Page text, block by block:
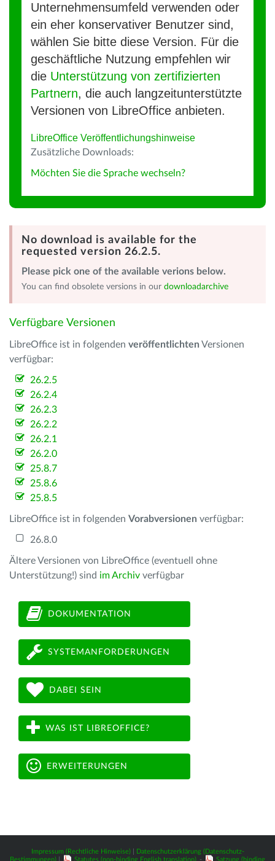
Unternehmensumfeld verwenden oder
ein eher konservativer Benutzer sind,
wählen Sie bitte diese Version. Für die
geschäftliche Nutzung empfehlen wir
die Unterstützung von zertifizierten
Partnern, die auch langzeitunterstützte
Versionen von LibreOffice anbieten.
LibreOffice Veröffentlichungshinweise
Zusätzliche Downloads:
Möchten Sie die Sprache wechseln?
No download is available for the
requested version 26.2.5.
Please pick one of the available verions below.
You can find obsolete versions in our downloadarchive
Verfügbare Versionen
LibreOffice ist in folgenden veröffentlichten Versionen
verfügbar:
26.2.5
26.2.4
26.2.3
26.2.2
26.2.1
26.2.0
25.8.7
25.8.6
25.8.5
LibreOffice ist in folgenden Vorabversionen verfügbar:
26.8.0
Ältere Versionen von LibreOffice (eventuell ohne
Unterstützung!) sind im Archiv verfügbar
DOKUMENTATION
SYSTEMANFORDERUNGEN
DABEI SEIN
WAS IST LIBREOFFICE?
ERWEITERUNGEN
Impressum (Rechtliche Hinweise)|
Datenschutzerklärung (Datenschutz-
Bestimmungen)
Statutes (non-binding English translation) - Satzung (binding